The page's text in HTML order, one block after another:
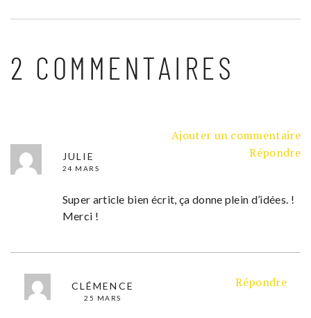
2 COMMENTAIRES
Ajouter un commentaire
JULIE
24 MARS
Répondre
Super article bien écrit, ça donne plein d’idées. !
Merci !
CLÉMENCE
25 MARS
Répondre